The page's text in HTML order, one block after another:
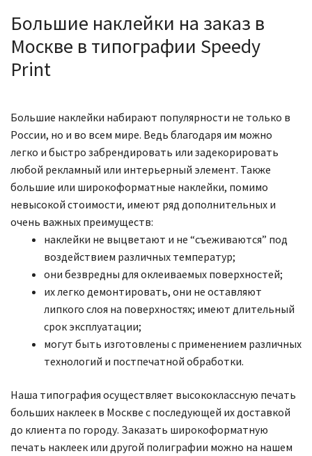
Большие наклейки на заказ в
Москве в типографии Speedy
Print
Большие наклейки набирают популярности не только в
России, но и во всем мире. Ведь благодаря им можно
легко и быстро забрендировать или задекорировать
любой рекламный или интерьерный элемент. Также
большие или широкоформатные наклейки, помимо
невысокой стоимости, имеют ряд дополнительных и
очень важных преимуществ:
наклейки не выцветают и не “съеживаются” под
воздействием различных температур;
они безвредны для оклеиваемых поверхностей;
их легко демонтировать, они не оставляют
липкого слоя на поверхностях; имеют длительный
срок эксплуатации;
могут быть изготовлены с применением различных
технологий и постпечатной обработки.
Наша типография осуществляет высококлассную печать
больших наклеек в Москве с последующей их доставкой
до клиента по городу. Заказать широкоформатную
печать наклеек или другой полиграфии можно на нашем